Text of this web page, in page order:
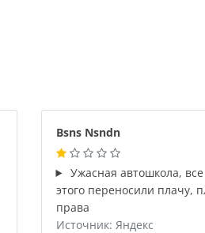
Bsns Nsndn
Ужасная автошкола,
этого переносили плачу,
права
Источник: Яндекс